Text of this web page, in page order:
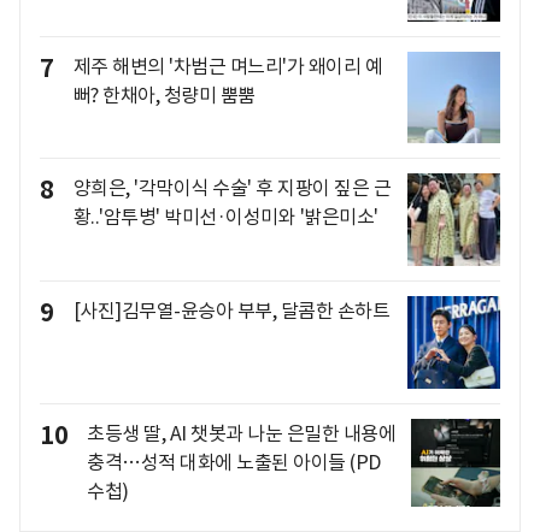
7
제주 해변의 '차범근 며느리'가 왜이리 예
뻐? 한채아, 청량미 뿜뿜
8
양희은, '각막이식 수술' 후 지팡이 짚은 근
황..'암투병' 박미선·이성미와 '밝은미소'
9 [사진]김무열-윤승아 부부, 달콤한 손하트
10
초등생 딸, AI 챗봇과 나눈 은밀한 내용에
충격…성적 대화에 노출된 아이들 (PD
수첩)